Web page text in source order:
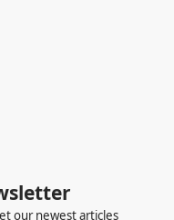
our newest articles